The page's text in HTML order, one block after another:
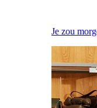
Je zou